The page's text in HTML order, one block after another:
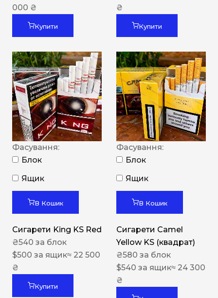
000 ₴
Купити
₴
Купити
Фасування:
Блок
Ящик
В Кошик
Сигарети King KS Red
₴540 за блок
$500 за ящик≈ 22 500
₴
Купити
Фасування:
Блок
Ящик
В Кошик
Сигарети Camel
Yellow KS (квадрат)
₴580 за блок
$540 за ящик≈ 24 300
₴